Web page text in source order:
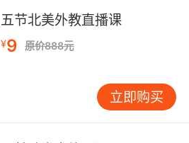
五节北美外教直播课
¥9 原价888元
立即购买